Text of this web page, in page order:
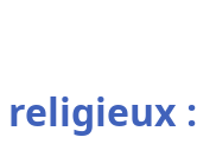
religieux :